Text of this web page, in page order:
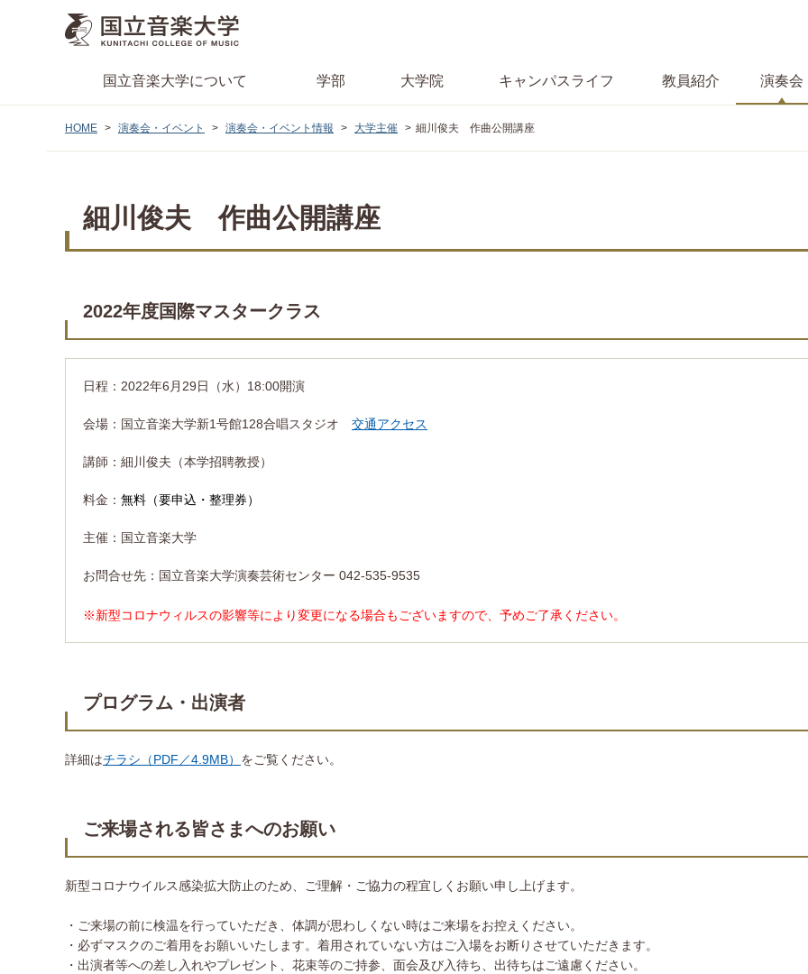
国立音楽大学について 学部 大学院 キャンパスライフ 教員紹介 演奏会
HOME 演奏会・イベント 演奏会・イベント情報 大学主催 細川俊夫 作曲公開講座
細川俊夫 作曲公開講座
2022年度国際マスタークラス
日程：2022年6月29日（水）18:00開演
会場：国立音楽大学新1号館128合唱スタジオ 交通アクセス
講師：細川俊夫（本学招聘教授）
料金： 無料（要申込・整理券）
主催：国立音楽大学
お問合せ先：国立音楽大学演奏芸術センター 042-535-9535
※新型コロナウィルスの影響等により変更になる場合もございますので、予めご了承ください。
プログラム・出演者
詳細はチラシ（PDF／4.9MB） をご覧ください。
ご来場される皆さまへのお願い
新型コロナウイルス感染拡大防止のため、ご理解・ご協力の程宜しくお願い申し上げます。
・ご来場の前に検温を行っていただき、体調が思わしくない時はご来場をお控えください。
・必ずマスクのご着用をお願いいたします。着用されていない方はご入場をお断りさせていただきます。
・出演者等への差し入れやプレゼント、花束等のご持参、面会及び入待ち、出待ちはご遠慮ください。